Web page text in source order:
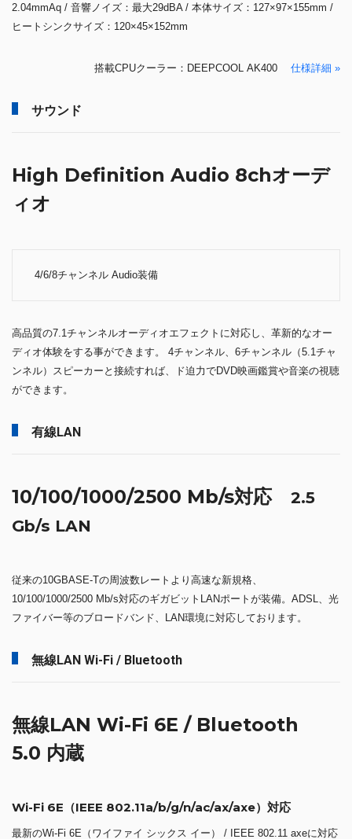
2.04mmAq / 音響ノイズ：最大29dBA / 本体サイズ：127×97×155mm /
ヒートシンクサイズ：120×45×152mm
搭載CPUクーラー：DEEPCOOL AK400 仕様詳細 »
サウンド
High Definition Audio 8chオーデ
ィオ
4/6/8チャンネル Audio装備
高品質の7.1チャンネルオーディオエフェクトに対応し、革新的なオー
ディオ体験をする事ができます。 4チャンネル、6チャンネル（5.1チャ
ンネル）スピーカーと接続すれば、ド迫力でDVD映画鑑賞や音楽の視聴
ができます。
有線LAN
10/100/1000/2500 Mb/s対応 2.5
Gb/s LAN
従来の10GBASE-Tの周波数レートより高速な新規格、
10/100/1000/2500 Mb/s対応のギガビットLANポートが装備。ADSL、光
ファイバー等のブロードバンド、LAN環境に対応しております。
無線LAN Wi-Fi / Bluetooth
無線LAN Wi-Fi 6E / Bluetooth
5.0 内蔵
Wi-Fi 6E（IEEE 802.11a/b/g/n/ac/ax/axe）対応
最新のWi-Fi 6E（ワイファイ シックス イー） / IEEE 802.11 axeに対応